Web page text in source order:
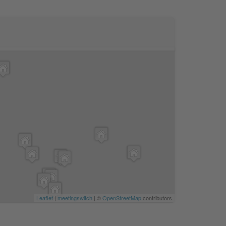
Leaflet | meetingswitch | ©OpenStreetMapcontributors